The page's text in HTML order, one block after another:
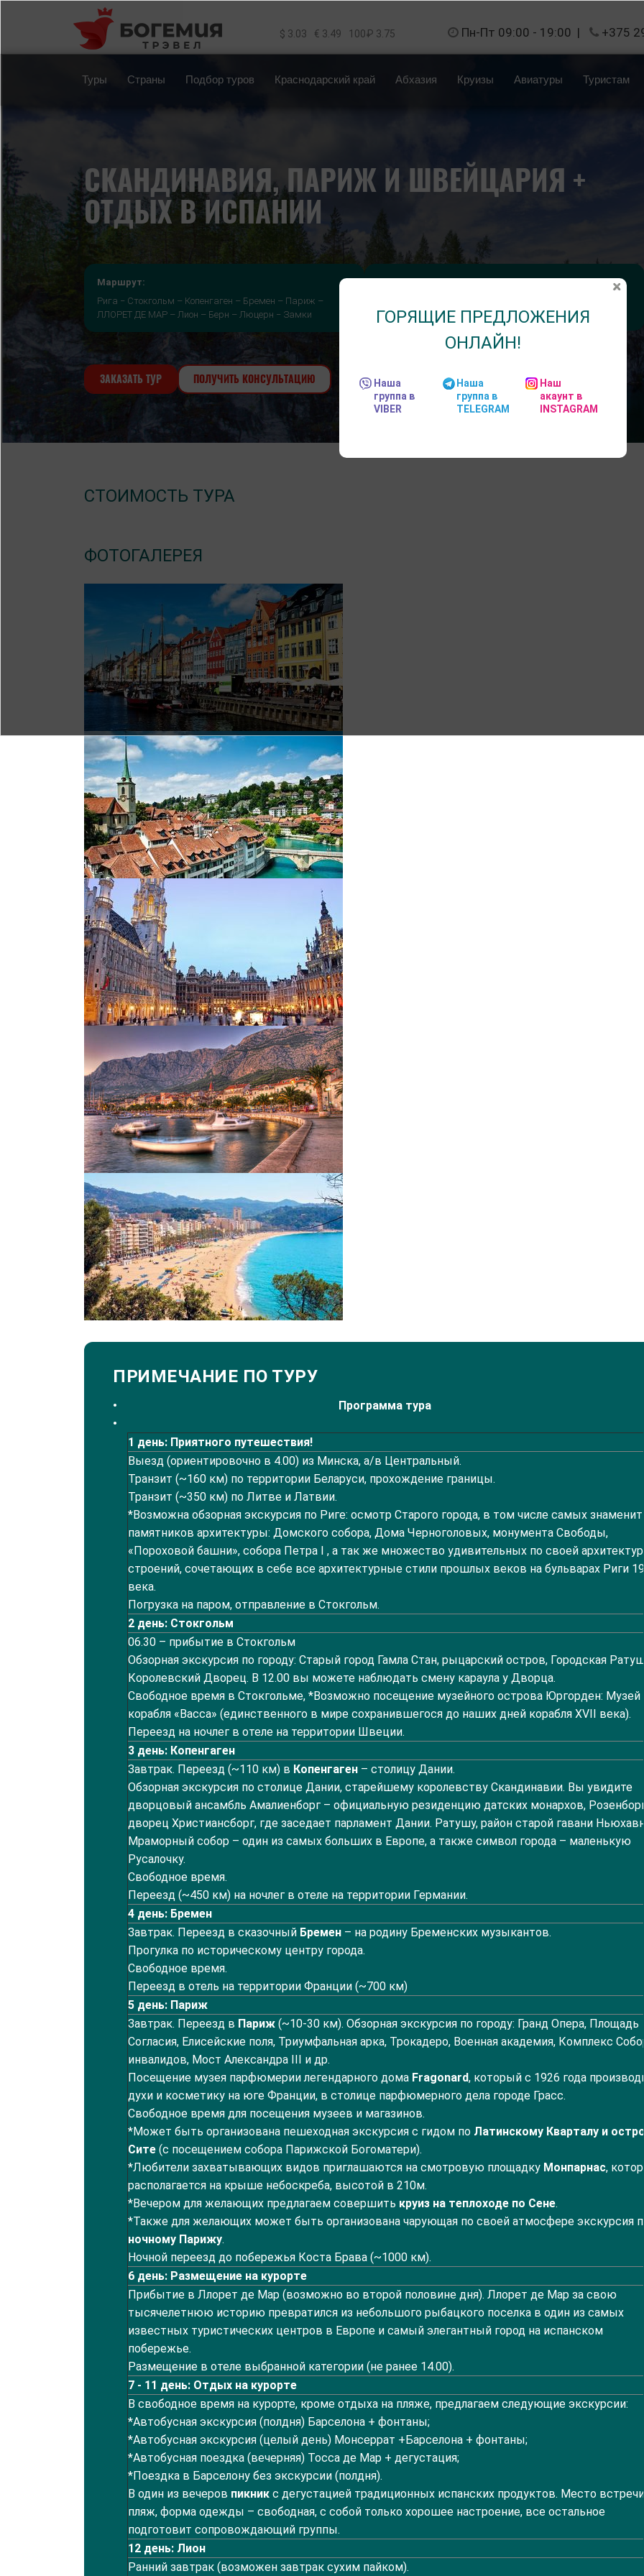
Перейти к основному содержанию
$ 3.03 € 3.49 100₽ 3.75 Пн-Пт 09:00 - 19:00 | +375
Туры Страны Подбор туров Краснодарский край Абхазия Круизы Авиатуры Туристам
СКАНДИНАВИЯ, ПАРИЖ И ШВЕЙЦАРИЯ +
ОТДЫХ В ИСПАНИИ
Маршрут:
Рига − Стокгольм – Копенгаген – Бремен – Париж –
ЛЛОРЕТ ДЕ МАР – Лион – Берн – Люцерн − Замки
ЗАКАЗАТЬ ТУР ПОЛУЧИТЬ КОНСУЛЬТАЦИЮ
СТОИМОСТЬ ТУРА
ФОТОГАЛЕРЕЯ
ПРИМЕЧАНИЕ ПО ТУРУ
Программа тура
1 день: Приятного путешествия!
Выезд (ориентировочно в 4.00) из Минска, а/в Центральный.
Транзит (~160 км) по территории Беларуси, прохождение границы.
Транзит (~350 км) по Литве и Латвии.
*Возможна обзорная экскурсия по Риге: осмотр Старого города, в том числе самых
памятников архитектуры: Домского собора, Дома Черноголовых, монумента Свободы,
«Пороховой башни», собора Петра I , а так же множество удивительных по своей архитектуре
строений, сочетающих в себе все архитектурные стили прошлых веков на бульварах Риги 19
века.
Погрузка на паром, отправление в Стокгольм.
2 день: Стокгольм
06.30 – прибытие в Стокгольм
Обзорная экскурсия по городу: Старый город Гамла Стан, рыцарский остров, Городская
Королевский Дворец. В 12.00 вы можете наблюдать смену караула у Дворца.
Свободное время в Стокгольме, *Возможно посещение музейного острова Юргорден: Музей
корабля «Васса» (единственного в мире сохранившегося до наших дней корабля XVII века).
Переезд на ночлег в отеле на территории Швеции.
3 день: Копенгаген
Завтрак. Переезд (~110 км) в Копенгаген – столицу Дании.
Обзорная экскурсия по столице Дании, старейшему королевству Скандинавии. Вы увидите
дворцовый ансамбль Амалиенборг – официальную резиденцию датских монархов, Розенборг
дворец Христиансборг, где заседает парламент Дании. Ратушу, район старой гавани Ньюхавн,
Мраморный собор – один из самых больших в Европе, а также символ города – маленькую
Русалочку.
Свободное время.
Переезд (~450 км) на ночлег в отеле на территории Германии.
4 день: Бремен
Завтрак. Переезд в сказочный Бремен – на родину Бременских музыкантов.
Прогулка по историческому центру города.
Свободное время.
Переезд в отель на территории Франции (~700 км)
5 день: Париж
Завтрак. Переезд в Париж (~10-30 км). Обзорная экскурсия по городу: Гранд Опера, Площадь
Согласия, Елисейские поля, Триумфальная арка, Трокадеро, Военная академия, Комплекс
инвалидов, Мост Александра III и др.
Посещение музея парфюмерии легендарного дома Fragonard, который с 1926 года
духи и косметику на юге Франции, в столице парфюмерного дела городе Грасс.
Свободное время для посещения музеев и магазинов.
*Может быть организована пешеходная экскурсия с гидом по Латинскому Кварталу и
Сите (с посещением собора Парижской Богоматери).
*Любители захватывающих видов приглашаются на смотровую площадку Монпарнас,
располагается на крыше небоскреба, высотой в 210м.
*Вечером для желающих предлагаем совершить круиз на теплоходе по Сене.
*Также для желающих может быть организована чарующая по своей атмосфере экскурсия по
ночному Парижу.
Ночной переезд до побережья Коста Брава (~1000 км).
6 день: Размещение на курорте
Прибытие в Ллорет де Мар (возможно во второй половине дня). Ллорет де Мар за свою
тысячелетнюю историю превратился из небольшого рыбацкого поселка в один из самых
известных туристических центров в Европе и самый элегантный город на испанском
побережье.
Размещение в отеле выбранной категории (не ранее 14.00).
7 - 11 день: Отдых на курорте
В свободное время на курорте, кроме отдыха на пляже, предлагаем следующие экскурсии:
*Автобусная экскурсия (полдня) Барселона + фонтаны;
*Автобусная экскурсия (целый день) Монсеррат +Барселона + фонтаны;
*Автобусная поездка (вечерняя) Тосса де Мар + дегустация;
*Поездка в Барселону без экскурсии (полдня).
В один из вечеров пикник с дегустацией традиционных испанских продуктов. Место встречи
пляж, форма одежды – свободная, с собой только хорошее настроение, все остальное
подготовит сопровождающий группы.
12 день: Лион
Ранний завтрак (возможен завтрак сухим пайком).
ГОРЯЩИЕ ПРЕДЛОЖЕНИЯ
ОНЛАЙН!
Наша
группа в
VIBER
Наша
группа в
TELEGRAM
Наш
акаунт в
INSTAGRAM